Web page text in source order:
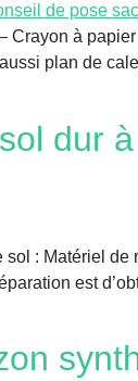
Crayon à
plan de
dur
sol : Matériel
est